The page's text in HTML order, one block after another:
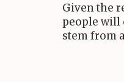
Given the
people will
stem from